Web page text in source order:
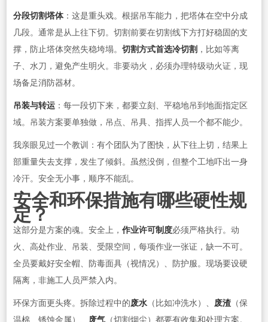
分段切割塔体：这是重头戏。根据吊车能力，把塔体在空中分成
几段。通常是从上往下切。切割前要在切割线下方打好稳固的支
撑，防止塔体突然失稳垮塌。 切割方式首选冷切割 ，比如等离
子、水刀，避免产生明火。非要动火，必须办理特级动火证，现
场备足消防器材。
吊装与转运：每一段切下来，都要立刻、平稳地吊到地面指定区
域。吊装方案要单独做，吊点、吊具、指挥人员一个都不能少。
我亲眼见过一个教训：有个团队为了图快，从下往上切，结果上
部重量失去支撑，发生了倾斜。虽然没倒，但整个工地吓出一身
冷汗。安全无小事，顺序不能乱。
安全和环保措施有哪些硬性规
定？
这部分是方案的魂。安全上， 作业许可制度必须严格执行。动
火、高处作业、吊装、受限空间，每项作业一张证，缺一不可。
全员要戴好安全帽、防毒面具（视情况）、防护服。现场要设硬
隔离，非施工人员严禁入内。
环保方面更头疼。拆除过程中的废水（比如冲洗水）、 废渣（保
温棉、锈蚀金属）、 废气（切割烟尘）都要有收集和处理方案。